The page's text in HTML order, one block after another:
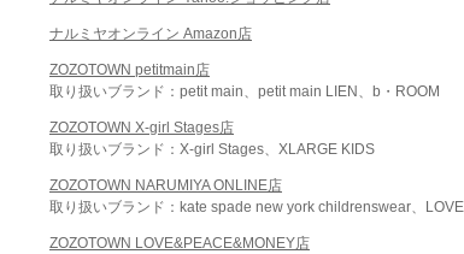
ナルミヤオンライン Amazon店
ZOZOTOWN petitmain店
取り扱いブランド：petit main、petit main LIEN、b・ROOM
ZOZOTOWN X-girl Stages店
取り扱いブランド：X-girl Stages、XLARGE KIDS
ZOZOTOWN NARUMIYA ONLINE店
取り扱いブランド：kate spade new york childrenswear、
ZOZOTOWN LOVE&PEACE&MONEY店